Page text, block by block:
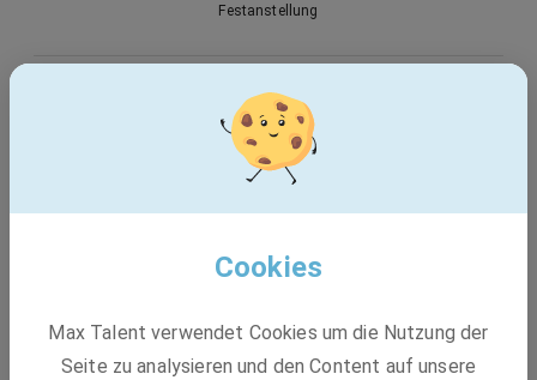
Festanstellung
Spannender Direkteinstieg in die IT-Beratung mit
intensiven Einführungsschulungen (Online)
Cookies
Max Talent verwendet Cookies um die Nutzung der
Seite zu analysieren und den Content auf unsere